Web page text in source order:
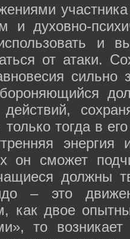
и духовно-
и
от атаки.
сильно
тогда в
он сможет
должны
– это
как двое
то возникает